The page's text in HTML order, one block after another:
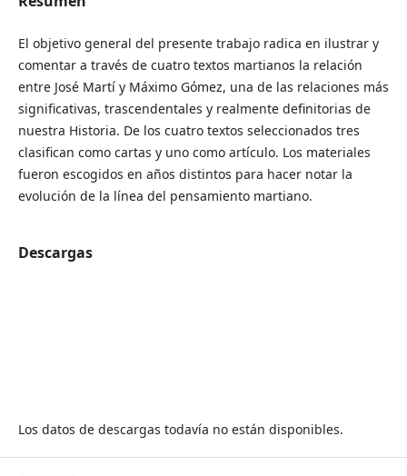
El objetivo general del presente trabajo radica en ilustrar y
comentar a través de cuatro textos martianos la relación
entre José Martí y Máximo Gómez, una de las relaciones más
significativas, trascendentales y realmente definitorias de
nuestra Historia. De los cuatro textos seleccionados tres
clasifican como cartas y uno como artículo. Los materiales
fueron escogidos en años distintos para hacer notar la
evolución de la línea del pensamiento martiano.
Descargas
Los datos de descargas todavía no están disponibles.